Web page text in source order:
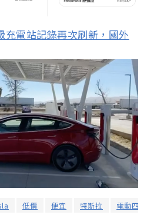
電站記錄再次刷新，國外
低價 便宜 特斯拉 電動四輪